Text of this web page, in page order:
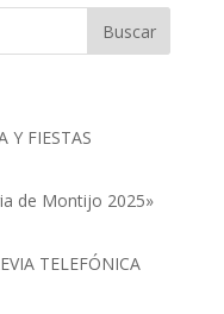
Y FIESTAS
de Montijo 2025»
TELEFÓNICA